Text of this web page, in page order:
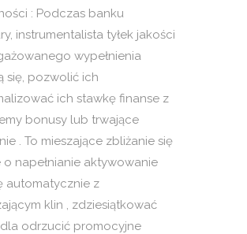
: Podczas banku
instrumentalista tyłek jakości
wypełnienia
się, pozwolić ich
ich stawkę finanse z
bonusy lub trwające
. To mieszające zbliżanie się
o napełnianie aktywowanie
automatycznie z
klin , zdziesiątkować
odrzucić promocyjne